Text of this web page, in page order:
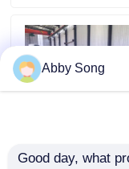
kasus
mesin roll
Abby Song
Good day, what